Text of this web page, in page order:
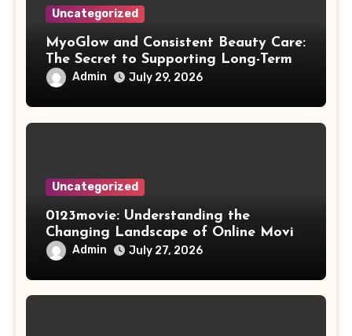
Uncategorized
MyoGlow and Consistent Beauty Care:
The Secret to Supporting Long-Term
Results
Admin July 29, 2026
Uncategorized
0123movie: Understanding the
Changing Landscape of Online Movie
Streaming
Admin July 27, 2026